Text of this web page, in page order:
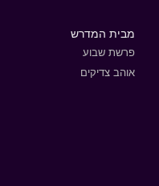
מבית המדרש
פרשת שבוע
אוהב צדיקים